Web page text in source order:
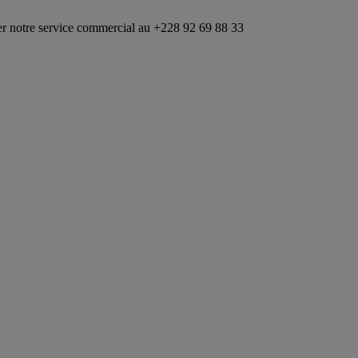
commercial au +228 92 69 88 33